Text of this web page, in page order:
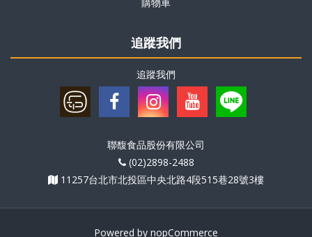
追蹤我們
追蹤我們
聯馥食品股份有限公司
(02)2898-2488
11257台北市北投區中央北路4段515巷28號3樓
Powered by nopCommerce